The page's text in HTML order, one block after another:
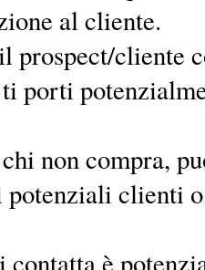
al cliente.
prospect/cliente
porti
non compra,
clienti
contatta è